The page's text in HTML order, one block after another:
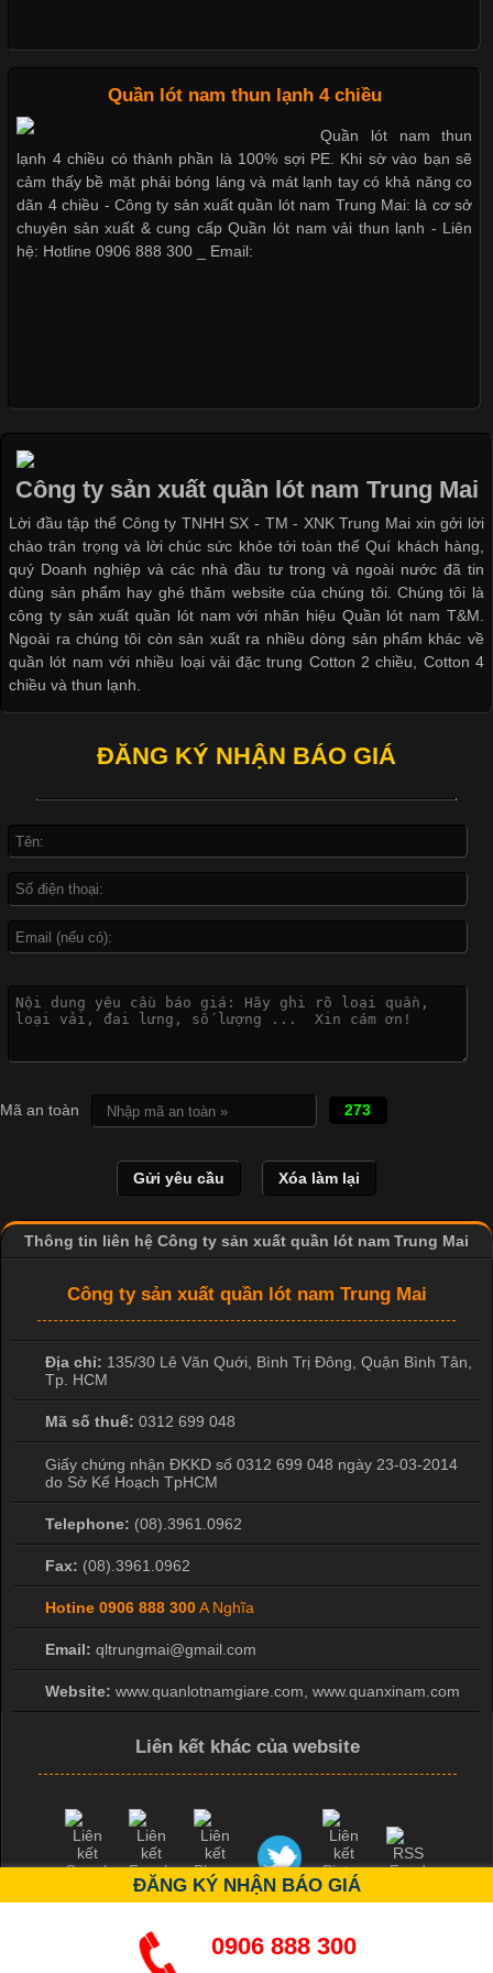
Cập nhật 2026-05-20 14:58:56
Vải thun là một trong những chất liệu được sử dụng rộng rãi
nhất trong ngành thời trang nhờ đặc tính co giãn, mềm mại và
thoải mái khi mặc. Từ áo thun, đồ thể thao cho đến đồ lót nam,
vải thun luôn đóng vai trò quan trọng trong quá trình sản xuất.
Hiện nay, nhu cầu tìm kiếm quần lót nam giá
Các Form Áo Thun Phổ Biến Hiện Nay Và Xu Hướng Trong
Ngành May Mặc Áo thun là một trong những trang phục quen
thuộc và được sử dụng phổ biến nhất hiện nay. Không chỉ đa
dạng về màu sắc hay chất liệu, áo thun còn có nhiều form dáng
khác nhau để phù hợp với từng phong cách thời trang và nhu
cầu
Khám Phá Áo Phông Trang Phục Phổ Biến Nhất Hiện Nay
Áo phông là một trong những trang phục phổ biến nhất trong
Không chỉ xuất hiện trong thời trang thường ngày, áo phông còn
được ứng dụng rộng rãi trong ngành sản xuất may mặc, đặc
biệt là các sản phẩm từ vải thun. Hiện nay,
Đại
Cập nhật 2026-04-21 15:41:03
In Chuyển Nhiệt Là Gì? Công Nghệ In Hiện Đại Trong Ngành
May Mặc Trong ngành in ấn và thời trang, in chuyển nhiệt đang
hình ảnh sắc nét và bền màu. Đặc biệt, kỹ thuật này được ứng
dụng rộng rãi trong sản xuất áo thun, đồ thể thao
Dễ chịu hơn với quần lót nam giá rẻ vải Cotton 4 chiều
Quần lót nam thun lạnh 4 chiều
Quần lót nam thun
lạnh 4 chiều có thành phần là 100% sợi PE. Khi sờ vào bạn sẽ
cảm thấy bề mặt phải bóng láng và mát lạnh tay có khả năng co
dãn 4 chiều - Công ty sản xuất quần lót nam Trung Mai: là cơ sở
chuyên sản xuất & cung cấp Quần lót nam vải thun lạnh - Liên
hệ: Hotline 0906 888 300 _ Email:
Công ty sản xuất quần lót nam Trung Mai
Lời đầu tập thể Công ty TNHH SX - TM - XNK Trung Mai xin gởi lời
chào trân trọng và lời chúc sức khỏe tới toàn thể Quí khách hàng,
quý Doanh nghiệp và các nhà đầu tư trong và ngoài nước đã tin
dùng sản phẩm hay ghé thăm website của chúng tôi. Chúng tôi là
công ty sản xuất quần lót nam với nhãn hiệu Quần lót nam T&M.
Ngoài ra chúng tôi còn sản xuất ra nhiều dòng sản phẩm khác về
quần lót nam với nhiều loại vải đặc trung Cotton 2 chiều, Cotton 4
chiều và thun lạnh.
ĐĂNG KÝ NHẬN BÁO GIÁ
Mã an toàn 273
Thông tin liên hệ Công ty sản xuất quần lót nam Trung Mai
Công ty sản xuất quần lót nam Trung Mai
Địa chỉ: 135/30 Lê Văn Quới, Bình Trị Đông, Quận Bình Tân,
Tp. HCM
Mã số thuế: 0312 699 048
Giấy chứng nhận ĐKKD số 0312 699 048 ngày 23-03-2014
do Sở Kế Hoạch TpHCM
Telephone: (08).3961.0962
Fax: (08).3961.0962
Hotine 0906 888 300A Nghĩa
Email: qltrungmai@gmail.com
Website: www.quanlotnamgiare.com, www.quanxinam.com
Liên kết khác của website
Copyright © 2026 bởi Mr Hiệp 0976.137.019
ĐĂNG KÝ NHẬN BÁO GIÁ
0906 888 300